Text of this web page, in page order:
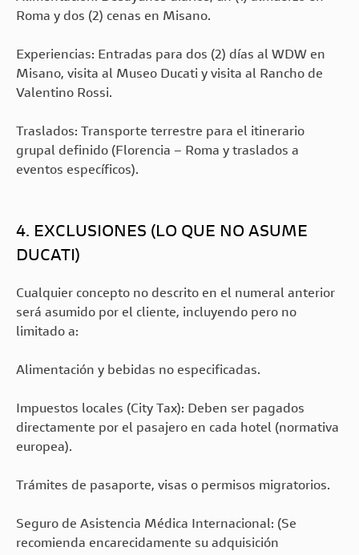
Roma y dos (2) cenas en Misano.
Experiencias: Entradas para dos (2) días al WDW en
Misano, visita al Museo Ducati y visita al Rancho de
Valentino Rossi.
Traslados: Transporte terrestre para el itinerario
grupal definido (Florencia – Roma y traslados a
eventos específicos).
4. EXCLUSIONES (LO QUE NO ASUME
DUCATI)
Cualquier concepto no descrito en el numeral anterior
será asumido por el cliente, incluyendo pero no
limitado a:
Alimentación y bebidas no especificadas.
Impuestos locales (City Tax): Deben ser pagados
directamente por el pasajero en cada hotel (normativa
europea).
Trámites de pasaporte, visas o permisos migratorios.
Seguro de Asistencia Médica Internacional: (Se
recomienda encarecidamente su adquisición